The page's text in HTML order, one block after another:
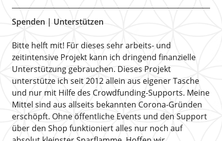
Spenden | Unterstützen
Bitte helft mit! Für dieses sehr arbeits- und
zeitintensive Projekt kann ich dringend finanzielle
Unterstützung gebrauchen. Dieses Projekt
unterstütze ich seit 2012 allein aus eigener Tasche
und nur mit Hilfe des Crowdfunding-Supports. Meine
Mittel sind aus allseits bekannten Corona-Gründen
erschöpft. Ohne öffentliche Events und den Support
über den Shop funktioniert alles nur noch auf